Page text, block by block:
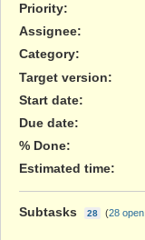
Priority:
Assignee:
Category:
Target version:
Start date:
Due date:
% Done:
Estimated time:
Subtasks 28 (28 open